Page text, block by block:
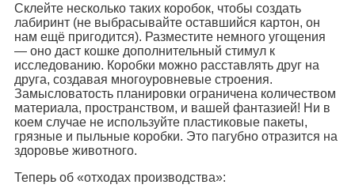
Склейте несколько таких коробок, чтобы создать
лабиринт (не выбрасывайте оставшийся картон, он
нам ещё пригодится). Разместите немного угощения
— оно даст кошке дополнительный стимул к
исследованию. Коробки можно расставлять друг на
друга, создавая многоуровневые строения.
Замысловатость планировки ограничена количеством
материала, пространством, и вашей фантазией! Ни в
коем случае не используйте пластиковые пакеты,
грязные и пыльные коробки. Это пагубно отразится на
здоровье животного.
Теперь об «отходах производства»: